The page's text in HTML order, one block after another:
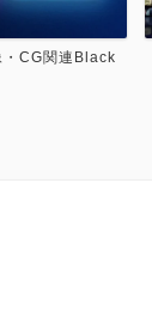
てみた/イラス
セッ...